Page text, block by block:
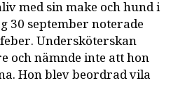
med sin make och hund i
30 september noterade
Undersköterskan
och nämnde inte att hon
Hon blev beordrad vila